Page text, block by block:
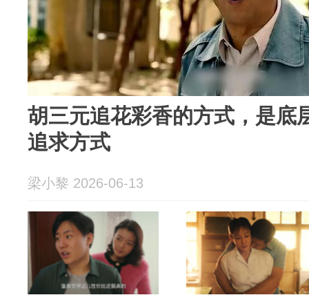
胡三元追花彩香的方式，是底
追求方式
梁小黎 2026-06-13